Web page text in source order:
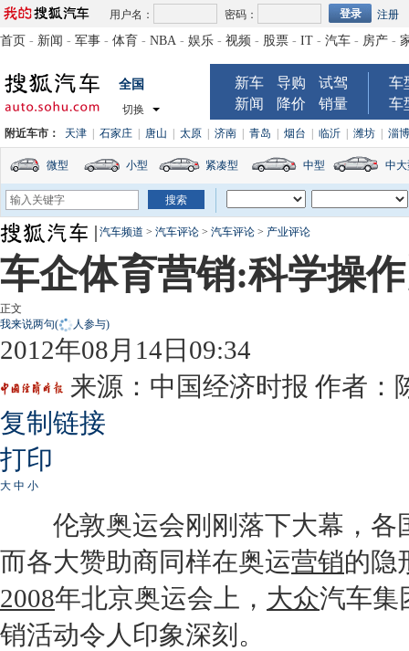
用户名： 密码： 注册
首页 - 新闻 - 军事 - 体育 - NBA - 娱乐 - 视频 - 股票 - IT - 汽车 - 房产 -
全国
切换
新车 导购
试驾
新闻
降价 销量
车
车
附近车市： 天津 石家庄 唐山 太原 济南 青岛 烟台 临沂 潍坊 淄博
微型 小型 紧凑型 中型 中
汽车频道 > 汽车评论 > 汽车评论 > 产业评论
车企体育营销:科学操
正文
我来说两句( 人参与)
2012年08月14日09:34
来源： 中国经济时报 作者：
复制链接
打印
大 中 小
伦敦奥运会刚刚落下大幕，各
而各大赞助商同样在奥运营销的隐
2008年北京奥运会上， 大众汽车集
销活动令人印象深刻。